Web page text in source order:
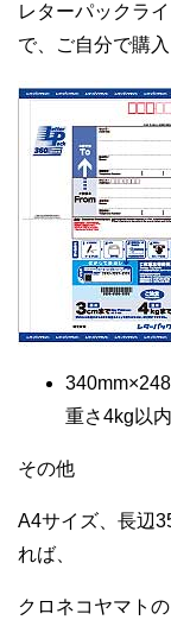
レターパックラ
で、ご自分で購
重さ4kg以
その他
A4サイズ、長辺
れば、
クロネコヤマト